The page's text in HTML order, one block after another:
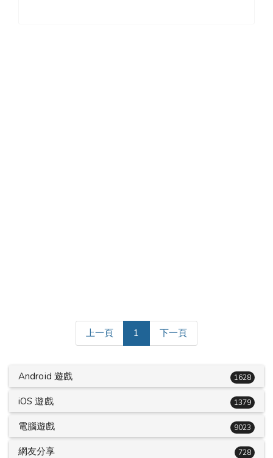
上一頁 1 (current)
下一頁
Android 遊戲 1628
iOS 遊戲 1379
電腦遊戲 9023
網友分享 728